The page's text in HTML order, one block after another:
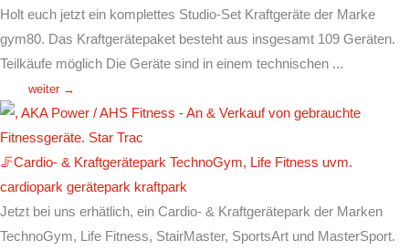
Holt euch jetzt ein komplettes Studio-Set Kraftgeräte der Marke
gym80. Das Kraftgerätepaket besteht aus insgesamt 109 Geräten.
Teilkäufe möglich Die Geräte sind in einem technischen ...
weiter →
🦵Cardio- & Kraftgerätepark TechnoGym, Life Fitness uvm.
cardiopark gerätepark kraftpark
Jetzt bei uns erhätlich, ein Cardio- & Kraftgerätepark der Marken
TechnoGym, Life Fitness, StairMaster, SportsArt und MasterSport.